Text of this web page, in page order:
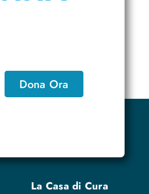
Dona Ora
La Casa di Cura